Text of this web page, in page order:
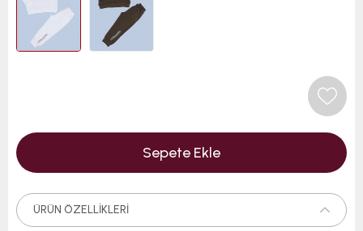
ÜRÜN ÖZELLIKLERI